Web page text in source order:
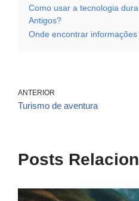
Como usar a tecnologia
Antigos?
Onde encontrar
ANTERIOR
Turismo de aventura
Posts